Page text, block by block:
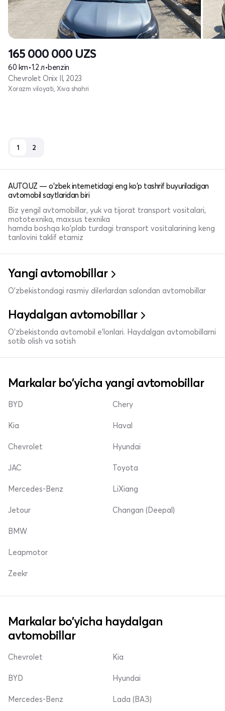
165 000 000 UZS
60 km•1.2 л•benzin
Chevrolet Onix II, 2023
Xorazm viloyati, Xiva shahri
1 2
AUTO.UZ — o'zbek internetidagi eng ko'p tashrif buyuriladigan
avtomobil saytlaridan biri
Biz yengil avtomobillar, yuk va tijorat transport vositalari,
mototexnika, maxsus texnika
hamda boshqa ko'plab turdagi transport vositalarining keng
tanlovini taklif etamiz
Yangi avtomobillar
O'zbekistondagi rasmiy dilerlardan salondan avtomobillar
Haydalgan avtomobillar
O'zbekistonda avtomobil e’lonlari. Haydalgan avtomobillarni
sotib olish va sotish
Markalar bo'yicha yangi avtomobillar
BYD
Kia
Chevrolet
Chery
Haval
Hyundai
JAC
Mercedes-Benz
Jetour
Toyota
LiXiang
Changan (Deepal)
BMW
Leapmotor
Zeekr
Markalar bo'yicha haydalgan
avtomobillar
Chevrolet
BYD
Mercedes-Benz
Kia
Hyundai
Lada (ВАЗ)